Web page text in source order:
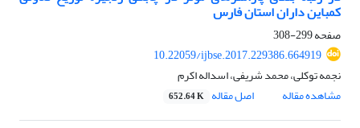
کمباین داران استان فارس
صفحه299-308
10.22059/ijbse.2017.229386.664919
نجمه توکلی، محمد شریفی، اسداله اکرم
مشاهده مقاله
اصل مقاله 652.64 K